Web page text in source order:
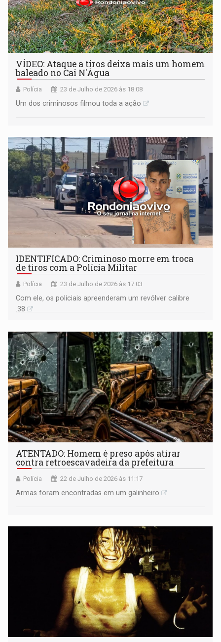
VÍDEO: Ataque a tiros deixa mais um homem
baleado no Cai N'Àgua
Polícia 23 de Julho de 2026 às 18:08
Um dos criminosos filmou toda a ação
IDENTIFICADO: Criminoso morre em troca
de tiros com a Polícia Militar
Polícia 23 de Julho de 2026 às 17:03
Com ele, os policiais apreenderam um revólver calibre
.38
ATENTADO: Homem é preso após atirar
contra retroescavadeira da prefeitura
Polícia 22 de Julho de 2026 às 11:17
Armas foram encontradas em um galinheiro